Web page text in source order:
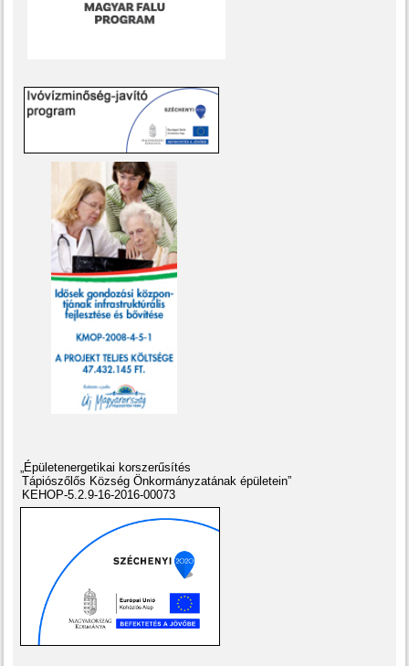
„Épületenergetikai korszerűsítés
Tápiószőlős Község Önkormányzatának épületein”
KEHOP-5.2.9-16-2016-00073